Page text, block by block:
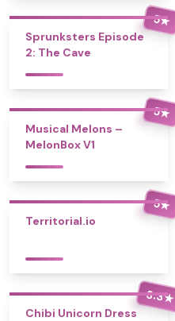
5★
Sprunksters Episode
2: The Cave
5★
Musical Melons –
MelonBox V1
5★
Territorial.io
3.3★
Chibi Unicorn Dress